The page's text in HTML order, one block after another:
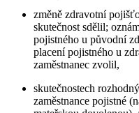
změně zdravotní
skutečnost sdělil;
pojistného u původní
placení pojistného u
zaměstnanec zvolil,
skutečnostech
zaměstnance pojistné